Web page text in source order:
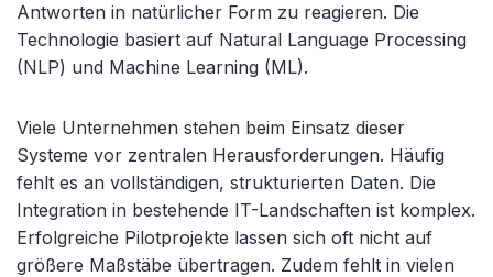
Antworten in natürlicher Form zu reagieren. Die
Technologie basiert auf Natural Language Processing
(NLP) und Machine Learning (ML).
Viele Unternehmen stehen beim Einsatz dieser
Systeme vor zentralen Herausforderungen. Häufig
fehlt es an vollständigen, strukturierten Daten. Die
Integration in bestehende IT-Landschaften ist komplex.
Erfolgreiche Pilotprojekte lassen sich oft nicht auf
größere Maßstäbe übertragen. Zudem fehlt in vielen